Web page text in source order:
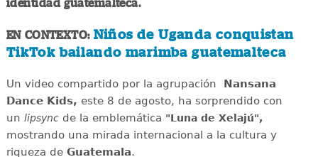
identidad guatemalteca.
EN CONTEXTO: Niños de Uganda conquistan
TikTok bailando marimba guatemalteca
Un video compartido por la agrupación
Nansana
Dance Kids, este 8 de agosto, ha sorprendido con
un lipsyncde la emblemática "Luna de Xelajú",
mostrando una mirada internacional a la cultura y
riqueza de Guatemala.